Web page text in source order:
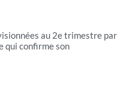
au 2e trimestre par
qui confirme son